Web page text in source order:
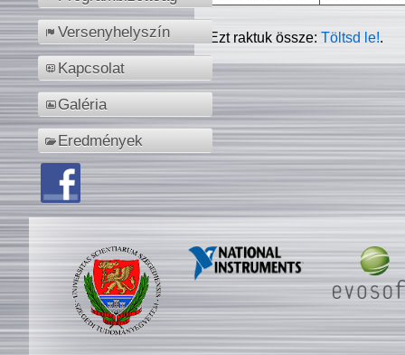
Versenyhelyszín
Kapcsolat
Galéria
Eredmények
Ezt raktuk össze:Töltsd le!.